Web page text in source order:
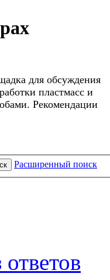
для обсуждения
пластмасс и
Рекомендации
Расширенный поиск